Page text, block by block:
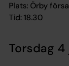
Plats: Örby
Tid: 18.30
Torsdag 4